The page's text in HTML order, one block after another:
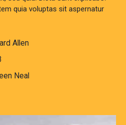
quia voluptas sit aspernatur
Allen
Neal